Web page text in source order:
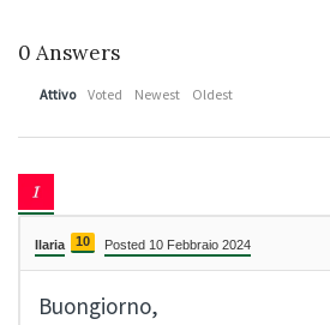
0 Answers
Attivo Voted Newest Oldest
Ilaria 10 Posted 10 Febbraio 2024
Buongiorno,